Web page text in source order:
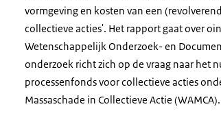
vormgeving en kosten van een
collectieve acties'. Het rapport gaat over
Wetenschappelijk Onderzoek- en
onderzoek richt zich op de vraag naar het
processenfonds voor collectieve acties
Massaschade in Collectieve Actie (WAMCA).